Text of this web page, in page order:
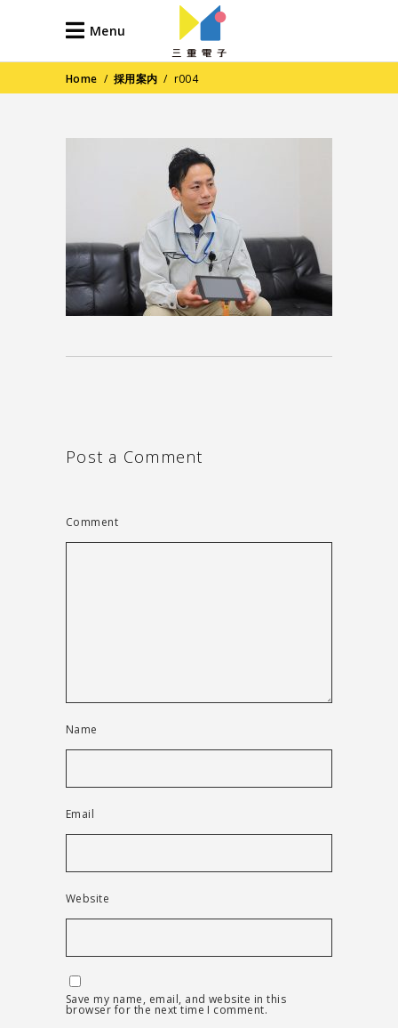
Menu
Home / 採用案内 / r004
Post a Comment
Comment
Name
Email
Website
Save my name, email, and website in this
browser for the next time I comment.